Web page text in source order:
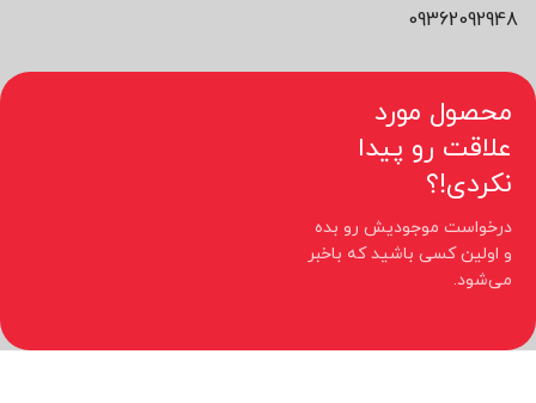
09362092948
محصول مورد
علاقت رو پیدا
نکردی!؟
درخواست موجودیش رو بده
و اولین کسی باشید که باخبر
می‌شود.